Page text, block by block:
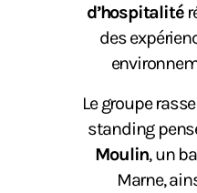
d’hospitalité
des
Le groupe
standing
Moulin, un
Marne,